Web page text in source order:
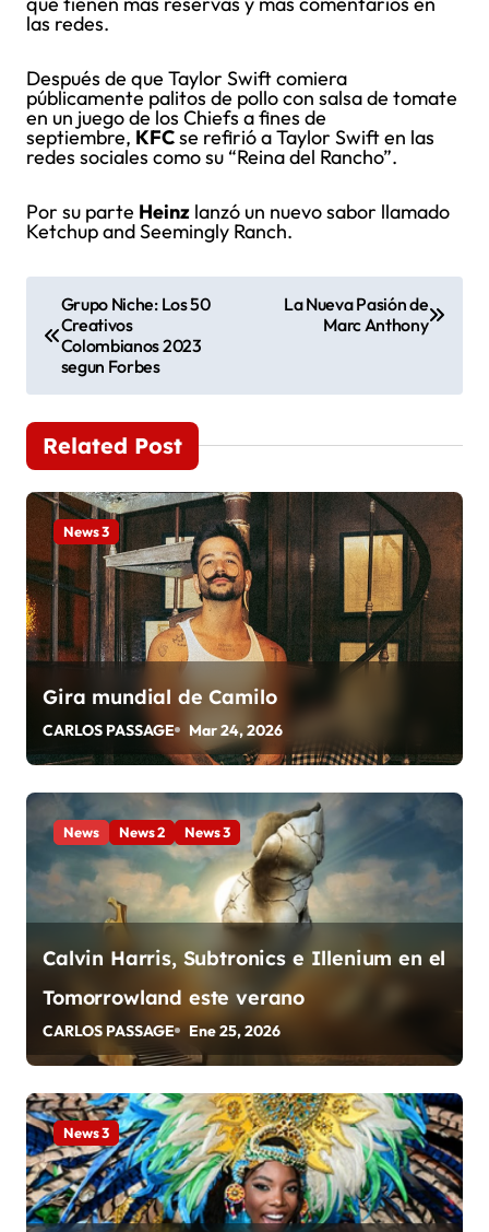
las redes.
Después de que Taylor Swift comiera
públicamente palitos de pollo con salsa de tomate
en un juego de los Chiefs a fines de
septiembre, KFCse refirió a Taylor Swift en las
redes sociales como su “Reina del Rancho”.
Por su parte Heinz lanzó un nuevo sabor llamado
Ketchup and Seemingly Ranch.
a
v
e
g
a
c
i
ó
n
d
e
e
n
t
r
a
d
a
s
Grupo Niche: Los 50
Creativos
Colombianos 2023
segun Forbes
La Nueva Pasión de
Marc Anthony
Related Post
News 3
Gira mundial de Camilo
CARLOS PASSAGE Mar 24, 2026
News News 2 News 3
Calvin Harris, Subtronics e Illenium en el
Tomorrowland este verano
CARLOS PASSAGE Ene 25, 2026
News 3